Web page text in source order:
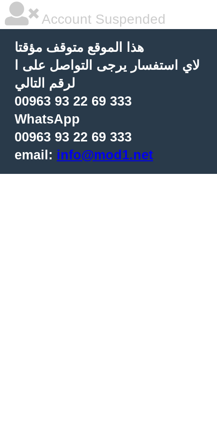
Account Suspended
هذا الموقع متوقف مؤقتا
لاي استفسار يرجى التواصل على ا
لرقم التالي
00963 93 22 69 333
WhatsApp
00963 93 22 69 333
email: info@mod1.net